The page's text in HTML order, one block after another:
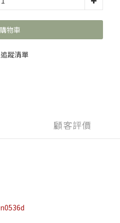
物車
蹤清單
顧客評價